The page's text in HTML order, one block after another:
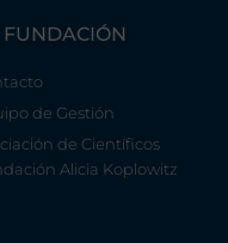
FUNDACIÓN
de Gestión
de Científicos
Alicia Koplowitz